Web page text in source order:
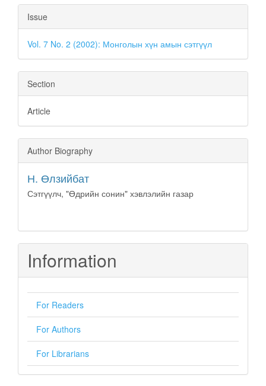
Article
Details
Issue
Vol. 7 No. 2 (2002): Монголын хүн амын сэтгүүл
Section
Article
Author Biography
Н. Өлзийбат
Сэтгүүлч, "Өдрийн сонин" хэвлэлийн газар
Information
For Readers
For Authors
For Librarians